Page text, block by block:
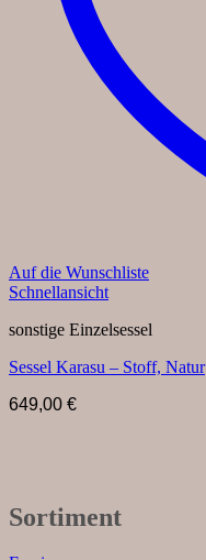
Auf die Wunschliste
Schnellansicht
sonstige Einzelsessel
Sessel Karasu – Stoff, Natur
649,00 €
Sortiment